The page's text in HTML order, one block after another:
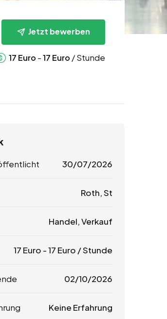
Jetzt bewerben
17 Euro -17 Euro / Stunde
30/07/2026
Roth, St
Handel, Verkauf
17 Euro -17 Euro / Stunde
02/10/2026
Keine Erfahrung